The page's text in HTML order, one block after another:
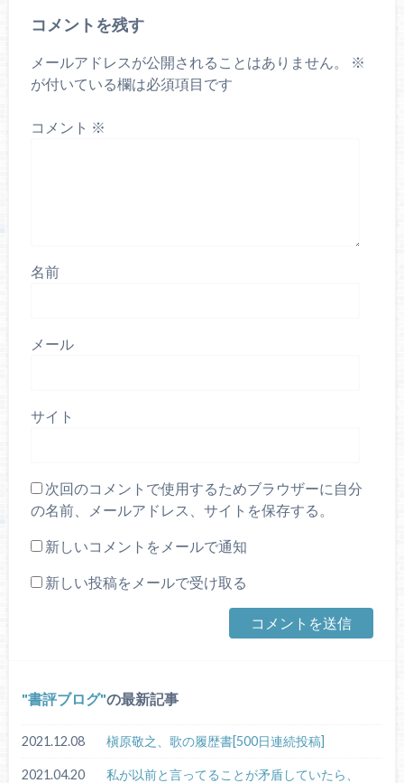
コメントを残す
メールアドレスが公開されることはありません。
※
が付いている欄は必須項目です
コメント ※
名前
メール
サイト
次回のコメントで使用するためブラウザーに自分
の名前、メールアドレス、サイトを保存する。
新しいコメントをメールで通知
新しい投稿をメールで受け取る
書評ブログ の最新記事
2021.12.08 槇原敬之、歌の履歴書[500日連続投稿]
2021.04.20
私が以前と言ってることが矛盾していたら、